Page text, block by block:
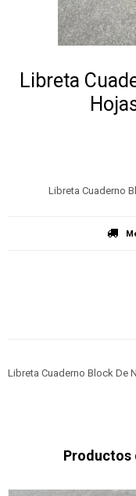
Libreta
Libreta Cuaderno
Libreta Cuaderno Block De
Productos